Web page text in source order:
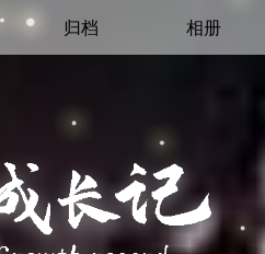
归档 相册